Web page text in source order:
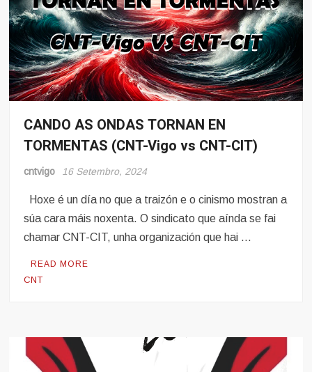
Noticias
CANDO AS ONDAS TORNAN EN
TORMENTAS (CNT-Vigo vs CNT-CIT)
cntvigo 16 Setembro, 2024
Hoxe é un día no que a traizón e o cinismo mostran a
súa cara máis noxenta. O sindicato que aínda se fai
chamar CNT-CIT, unha organización que hai …
READ MORE
CNT